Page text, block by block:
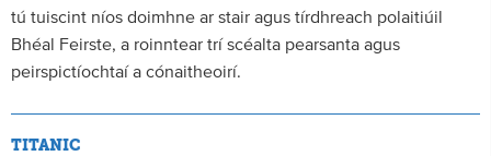
tú tuiscint níos doimhne ar stair agus tírdhreach polaitiúil
Bhéal Feirste, a roinntear trí scéalta pearsanta agus
peirspictíochtaí a cónaitheoirí.
TITANIC